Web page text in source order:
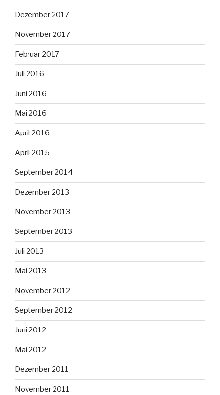
Dezember 2017
November 2017
Februar 2017
Juli 2016
Juni 2016
Mai 2016
April 2016
April 2015
September 2014
Dezember 2013
November 2013
September 2013
Juli 2013
Mai 2013
November 2012
September 2012
Juni 2012
Mai 2012
Dezember 2011
November 2011